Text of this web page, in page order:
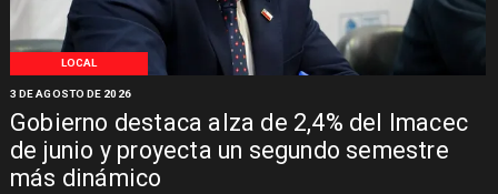
LOCAL
Gobierno destaca alza de 2,4% del Imacec
de junio y proyecta un segundo semestre
más dinámico
3 DE AGOSTO DE 2026